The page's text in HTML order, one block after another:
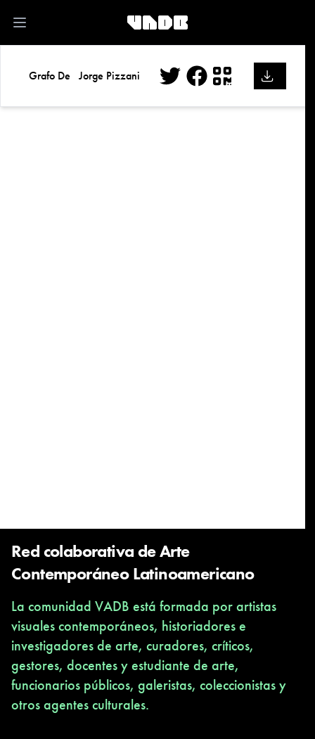
Open main menu
Grafo De Jorge Pizzani
Facebook
Red colaborativa de Arte
Contemporáneo Latinoamericano
La comunidad VADB está formada por artistas
visuales contemporáneos, historiadores e
investigadores de arte, curadores, críticos,
gestores, docentes y estudiante de arte,
funcionarios públicos, galeristas, coleccionistas y
otros agentes culturales.